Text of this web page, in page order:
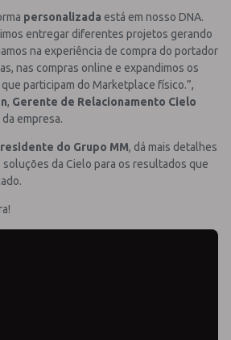
personalizada está em nosso DNA.
entregar diferentes projetos gerando
na experiência de compra do portador
nas compras online e expandimos os
participam do Marketplace físico.”,
, Gerente de Relacionamento Cielo
empresa.
do Grupo MM, dá mais detalhes
soluções da Cielo para os resultados que